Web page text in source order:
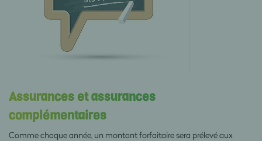
Assurances et assurances
complémentaires
Comme chaque année, un montant forfaitaire sera prélevé aux